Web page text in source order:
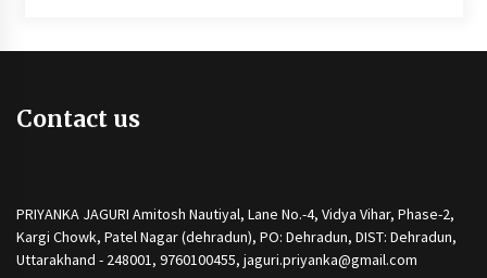
Contact us
PRIYANKA JAGURI Amitosh Nautiyal, Lane No.-4, Vidya Vihar, Phase-2,
Kargi Chowk, Patel Nagar (dehradun), PO: Dehradun, DIST: Dehradun,
Uttarakhand - 248001, 9760100455, jaguri.priyanka@gmail.com